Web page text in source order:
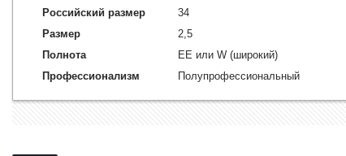
Российский размер
34
Размер
2,5
Полнота
EE или W (широкий)
Профессионализм
Полупрофессиональный